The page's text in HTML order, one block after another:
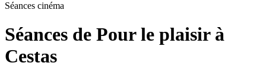
Séances cinéma
Séances de Pour le plaisir à
Cestas